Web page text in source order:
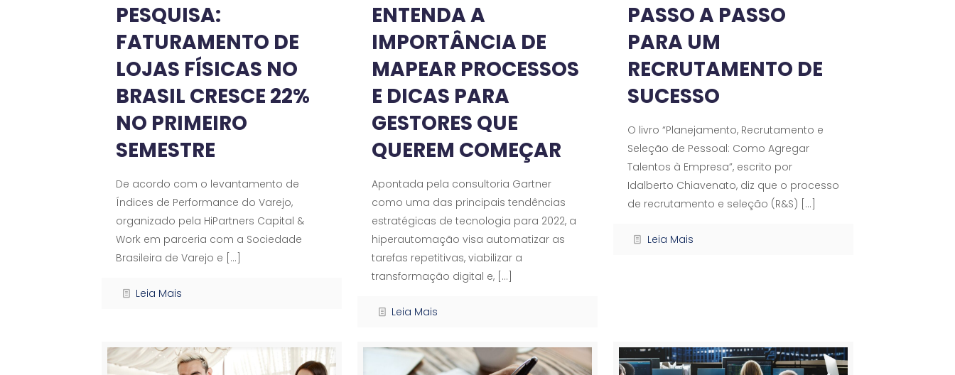
PESQUISA:
FATURAMENTO DE
LOJAS FÍSICAS NO
BRASIL CRESCE 22%
NO PRIMEIRO
SEMESTRE
De acordo com o levantamento de
Índices de Performance do Varejo,
organizado pela HiPartners Capital &
Work em parceria com a Sociedade
Brasileira de Varejo e […]
Leia Mais
ENTENDA A
IMPORTÂNCIA DE
MAPEAR PROCESSOS
E DICAS PARA
GESTORES QUE
QUEREM COMEÇAR
Apontada pela consultoria Gartner
como uma das principais tendências
estratégicas de tecnologia para 2022, a
hiperautomação visa automatizar as
tarefas repetitivas, viabilizar a
transformação digital e,[…]
Leia Mais
PASSO A PASSO
PARA UM
RECRUTAMENTO DE
SUCESSO
O livro “Planejamento, Recrutamento e
Seleção de Pessoal: Como Agregar
Talentos à Empresa”, escrito por
Idalberto Chiavenato, diz que o processo
de recrutamento e seleção (R&S) […]
Leia Mais